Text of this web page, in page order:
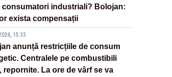
consumatori industriali? Bolojan:
exista compensații
15:33
anunță restricțiile de consum
Centralele pe combustibili
repornite. La ore de vârf se va